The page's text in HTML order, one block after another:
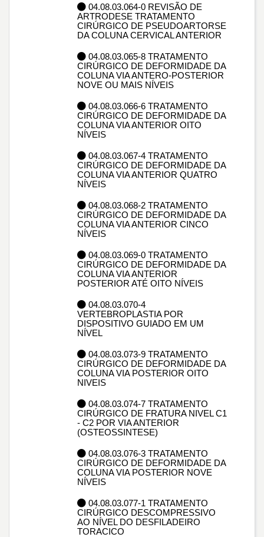
04.08.03.064-0 REVISÃO DE
ARTRODESE TRATAMENTO
CIRÚRGICO DE PSEUDOARTORSE
DA COLUNA CERVICAL ANTERIOR
04.08.03.065-8 TRATAMENTO
CIRÚRGICO DE DEFORMIDADE DA
COLUNA VIA ANTERO-POSTERIOR
NOVE OU MAIS NÍVEIS
04.08.03.066-6 TRATAMENTO
CIRÚRGICO DE DEFORMIDADE DA
COLUNA VIA ANTERIOR OITO
NÍVEIS
04.08.03.067-4 TRATAMENTO
CIRÚRGICO DE DEFORMIDADE DA
COLUNA VIA ANTERIOR QUATRO
NÍVEIS
04.08.03.068-2 TRATAMENTO
CIRÚRGICO DE DEFORMIDADE DA
COLUNA VIA ANTERIOR CINCO
NÍVEIS
04.08.03.069-0 TRATAMENTO
CIRÚRGICO DE DEFORMIDADE DA
COLUNA VIA ANTERIOR
POSTERIOR ATÉ OITO NÍVEIS
04.08.03.070-4
VERTEBROPLASTIA POR
DISPOSITIVO GUIADO EM UM
NÍVEL
04.08.03.073-9 TRATAMENTO
CIRÚRGICO DE DEFORMIDADE DA
COLUNA VIA POSTERIOR OITO
NIVEIS
04.08.03.074-7 TRATAMENTO
CIRÚRGICO DE FRATURA NIVEL C1
- C2 POR VIA ANTERIOR
(OSTEOSSINTESE)
04.08.03.076-3 TRATAMENTO
CIRÚRGICO DE DEFORMIDADE DA
COLUNA VIA POSTERIOR NOVE
NÍVEIS
04.08.03.077-1 TRATAMENTO
CIRÚRGICO DESCOMPRESSIVO
AO NÍVEL DO DESFILADEIRO
TORACICO